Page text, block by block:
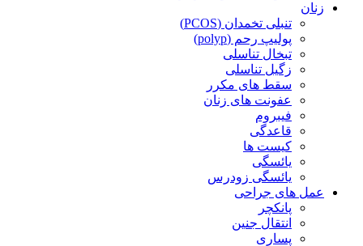
زنان
تنبلی تخمدان (PCOS)
پولیپ رحم (polyp)
تبخال تناسلی
زگیل تناسلی
سقط های مکرر
عفونت های زنان
فیبروم
قاعدگی
کیست ها
یائسگی
یائسگی زودرس
عمل های جراحی
پانکچر
انتقال جنین
پساری